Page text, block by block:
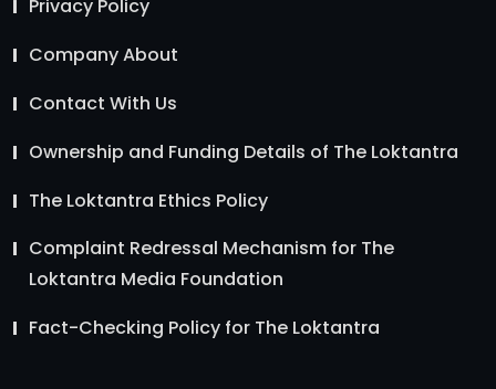
Privacy Policy
Company About
Contact With Us
Ownership and Funding Details of The Loktantra
The Loktantra Ethics Policy
Complaint Redressal Mechanism for The
Loktantra Media Foundation
Fact-Checking Policy for The Loktantra